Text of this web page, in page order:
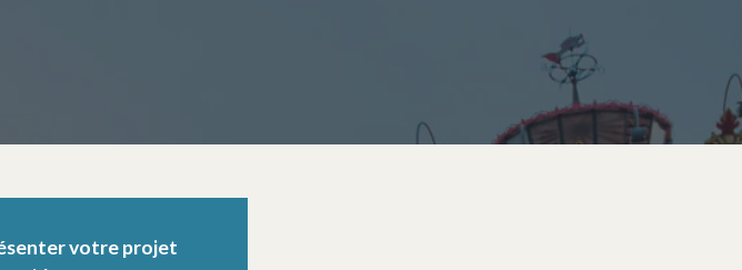
votre projet